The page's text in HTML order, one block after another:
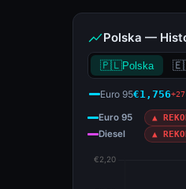
Polska —
🇵🇱Polska
Euro 95€1,756
Euro 95 ▲
Diesel ▲